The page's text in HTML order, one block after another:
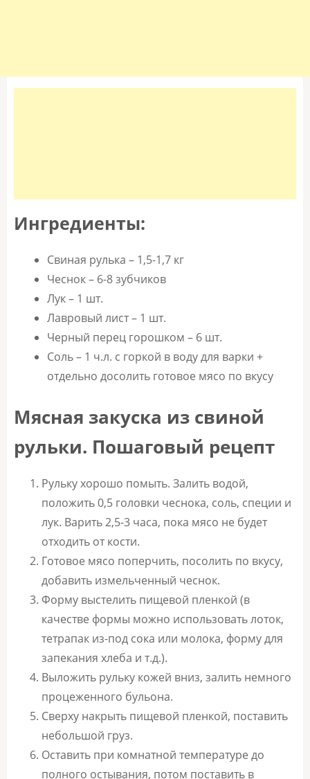
Ингредиенты:
Свиная рулька – 1,5-1,7 кг
Чеснок – 6-8 зубчиков
Лук – 1 шт.
Лавровый лист – 1 шт.
Черный перец горошком – 6 шт.
Соль – 1 ч.л. с горкой в воду для варки +
отдельно досолить готовое мясо по вкусу
Мясная закуска из свиной
рульки. Пошаговый рецепт
Рульку хорошо помыть. Залить водой,
положить 0,5 головки чеснока, соль, специи и
лук. Варить 2,5-3 часа, пока мясо не будет
отходить от кости.
Готовое мясо поперчить, посолить по вкусу,
добавить измельченный чеснок.
Форму выстелить пищевой пленкой (в
качестве формы можно использовать лоток,
тетрапак из-под сока или молока, форму для
запекания хлеба и т.д.).
Выложить рульку кожей вниз, залить немного
процеженного бульона.
Сверху накрыть пищевой пленкой, поставить
небольшой груз.
Оставить при комнатной температуре до
полного остывания, потом поставить в